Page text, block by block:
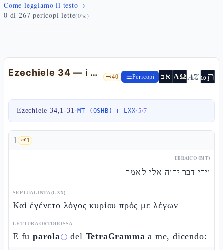
Come leggiamo il testo→
0 di 267 pericopi lette(0%)
Ezechiele 34 — i pastori corrotti, il Pastore vero, "avdì Davìd" 🗝️40 Pericopi אב ΑΩ AZωת
Ezechiele 34,1-31 ·MT (OSHB) + LXX·5/7
1 🗝️1
EBRAICO (MT)
ויהי דבר יהוה אלי לאמר
SEPTUAGINTA (LXX)
Καὶ ἐγένετο λόγος κυρίου πρός με λέγων
LETTURA ORTODOSSA
E fu parolaⓘ del TetraGramma a me, dicendo: